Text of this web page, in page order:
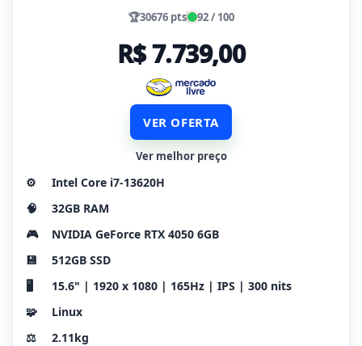
🏆30676 pts 92 / 100
R$ 7.739,00
VER OFERTA
Ver melhor preço
⚙️
Intel Core i7-13620H
🧠
32GB RAM
🎮
NVIDIA GeForce RTX 4050 6GB
💾
512GB SSD
🖥️
15.6" | 1920 x 1080 | 165Hz | IPS | 300 nits
🧩
Linux
⚖️
2.11kg